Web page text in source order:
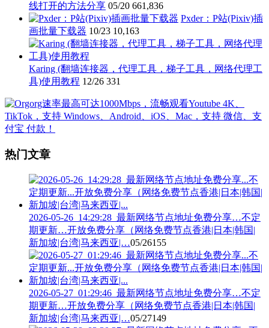
线打开的方法分享 05/20 661,836
Pxder：P站(Pixiv)插
画批量下载器 10/23 10,163
Karing (翻墙连接器，代理工具，梯子工具，网络代理工
具)使用教程 12/26 331
热门文章
2026-05-26_14:29:28_最新网络节点地址免费分享…不定
期更新…开放免费分享（网络免费节点香港|日本|韩国|
新加坡|台湾|马来西亚|…05/26155
2026-05-27_01:29:46_最新网络节点地址免费分享…不定
期更新…开放免费分享（网络免费节点香港|日本|韩国|
新加坡|台湾|马来西亚|…05/27149